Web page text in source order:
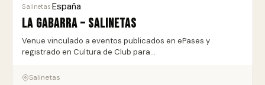
Salinetas España
La Gabarra – Salinetas
Venue vinculado a eventos publicados en ePases y
registrado en Cultura de Club para…
Salinetas